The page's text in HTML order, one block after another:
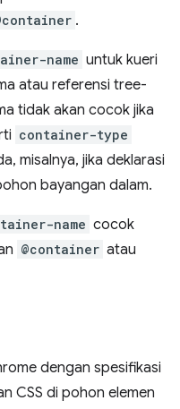
.
name untuk kueri
atau referensi tree-
tidak akan cocok jika
container-type
misalnya, jika deklarasi
bayangan dalam.
name cocok
@container atau
dengan spesifikasi
CSS di pohon elemen